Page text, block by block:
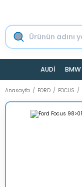
AUDİ BMW
Anasayfa FORD FOCUS